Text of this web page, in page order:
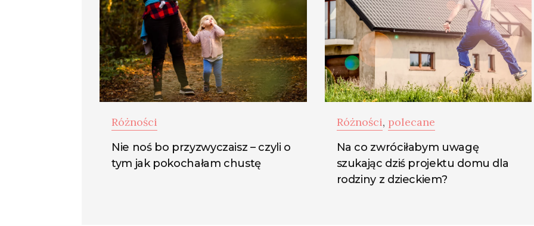
Różności
Nie noś bo przyzwyczaisz – czyli o
tym jak pokochałam chustę
Różności, polecane
Na co zwróciłabym uwagę
szukając dziś projektu domu dla
rodziny z dzieckiem?